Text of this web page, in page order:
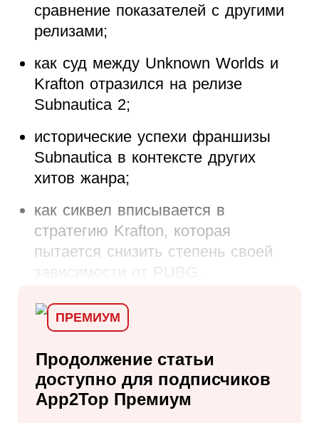
сравнение показателей с другими
релизами;
как суд между Unknown Worlds и
Krafton отразился на релизе
Subnautica 2;
исторические успехи франшизы
Subnautica в контексте других
хитов жанра;
как сиквел вписывается в
стратегию Krafton, которая
пытается снизить степень своей
зависимости от PUBG.
ПРЕМИУМ
Продолжение статьи
доступно для подписчиков
App2Top Премиум